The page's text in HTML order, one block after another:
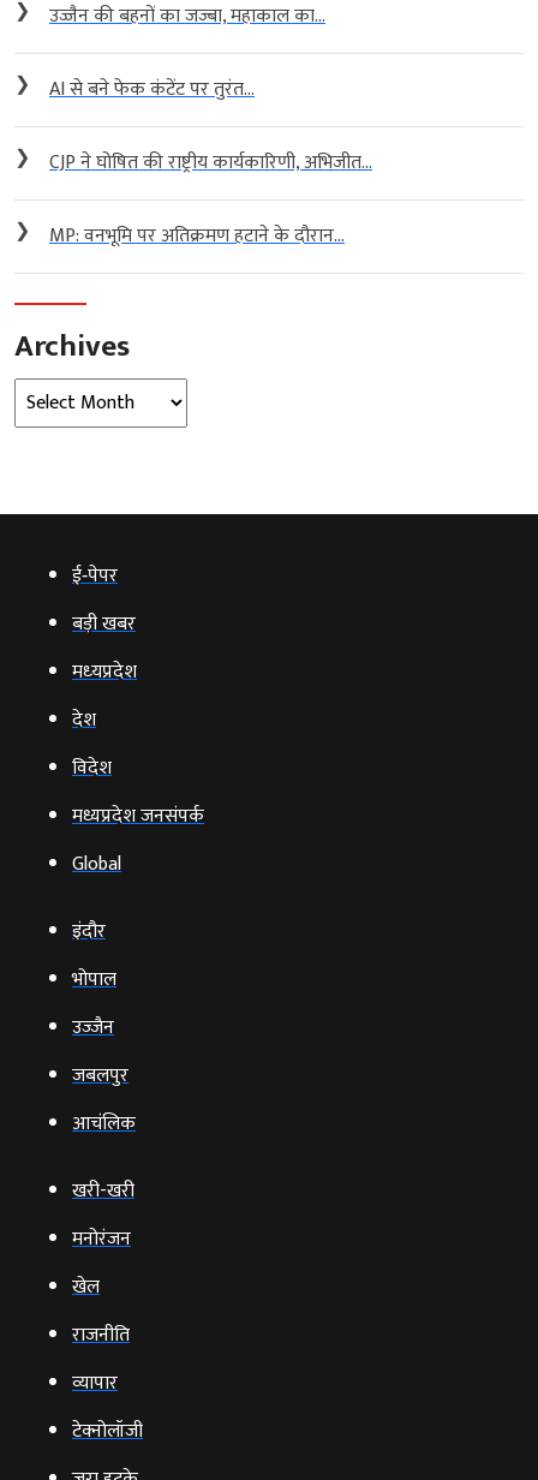
❯ उज्जैन की बहनों का जज्बा, महाकाल का...
❯ AI से बने फेक कंटेंट पर तुरंत...
❯ CJP ने घोषित की राष्ट्रीय कार्यकारिणी, अभिजीत...
❯ MP: वनभूमि पर अतिक्रमण हटाने के दौरान...
Archives
Archives
ई‑पेपर
बड़ी खबर
मध्‍यप्रदेश
देश
विदेश
मध्यप्रदेश जनसंपर्क
Global
इंदौर
भोपाल
उज्‍जैन
जबलपुर
आचंलिक
खरी-खरी
मनोरंजन
खेल
राजनीति
व्‍यापार
टेक्‍नोलॉजी